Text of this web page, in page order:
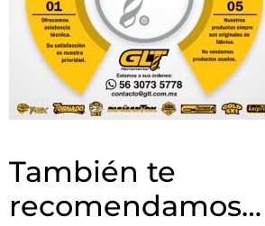
También te
recomendamos…